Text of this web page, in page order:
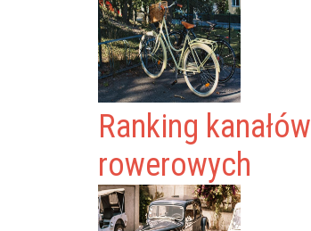
Ranking kanałów
rowerowych